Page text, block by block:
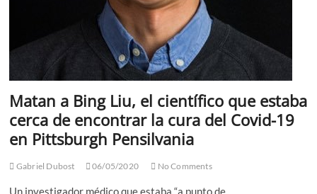
Matan a Bing Liu, el científico que estaba
cerca de encontrar la cura del Covid-19
en Pittsburgh Pensilvania
Gabriel Dubost 06/05/2020 No Comments
Un investigador médico que estaba “a punto de